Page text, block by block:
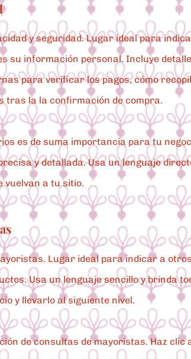
y seguridad. Lugar ideal para
su información personal. Incluye
para verificar los pagos, cómo
tras la la confirmación de compra.
es de suma importancia para tu
y detallada. Usa un lenguaje
vuelvan a tu sitio.
Lugar ideal para indicar a
Usa un lenguaje sencillo y brinda
y llevarlo al siguiente nivel.
de consultas de mayoristas. Haz